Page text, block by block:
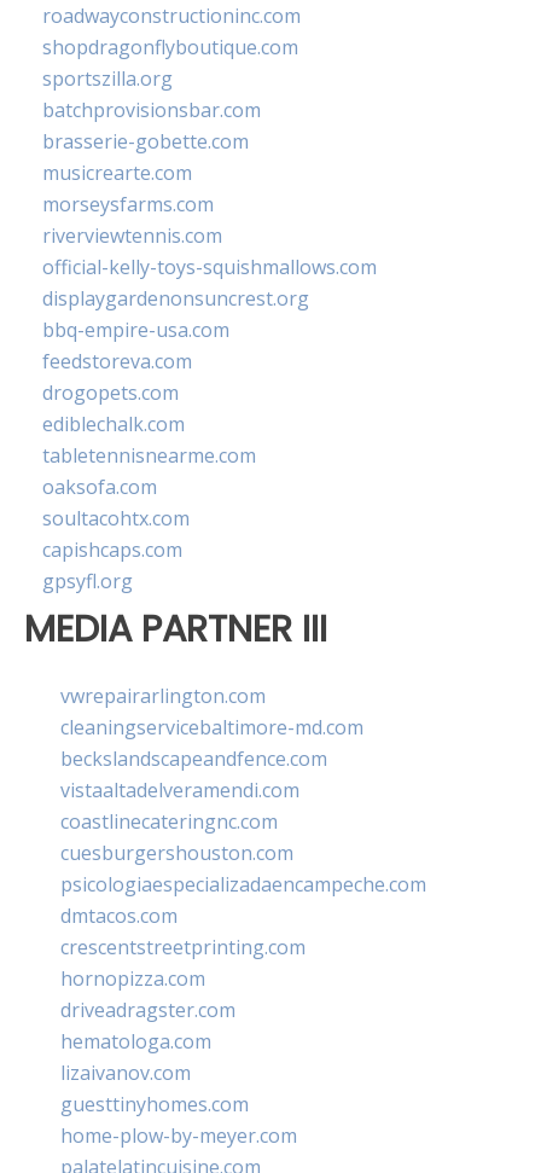
roadwayconstructioninc.com
shopdragonflyboutique.com
sportszilla.org
batchprovisionsbar.com
brasserie-gobette.com
musicrearte.com
morseysfarms.com
riverviewtennis.com
official-kelly-toys-squishmallows.com
displaygardenonsuncrest.org
bbq-empire-usa.com
feedstoreva.com
drogopets.com
ediblechalk.com
tabletennisnearme.com
oaksofa.com
soultacohtx.com
capishcaps.com
gpsyfl.org
MEDIA PARTNER III
vwrepairarlington.com
cleaningservicebaltimore-md.com
beckslandscapeandfence.com
vistaaltadelveramendi.com
coastlinecateringnc.com
cuesburgershouston.com
psicologiaespecializadaencampeche.com
dmtacos.com
crescentstreetprinting.com
hornopizza.com
driveadragster.com
hematologa.com
lizaivanov.com
guesttinyhomes.com
home-plow-by-meyer.com
palatelatincuisine.com